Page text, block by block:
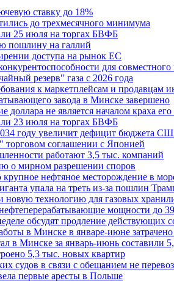
ставку до 18%
до трехмесячного минимума
25 июля на торгах БВФБ
пошлину на галлий
доступа на рынок ЕС
для
резерв" газа с 2026 года
к маркетплейсам и продавцам
завода в Минске завершено
не является началом краха
23 июля на торгах БВФБ
году увеличит дефицит бюджета
соглашении с Японией
работают 3,5 тыс. компаний
о мирном разрешении споров
нефтяное месторождение в
упала на треть из-за пошлин
технологию для газовых
мощности до
обсудят продление действующих
в Минске в январе-июне
в Минске за январь-июнь составили
5,3 тыс. новых квартир
судов в связи с обещанием не
первые аресты в Польше